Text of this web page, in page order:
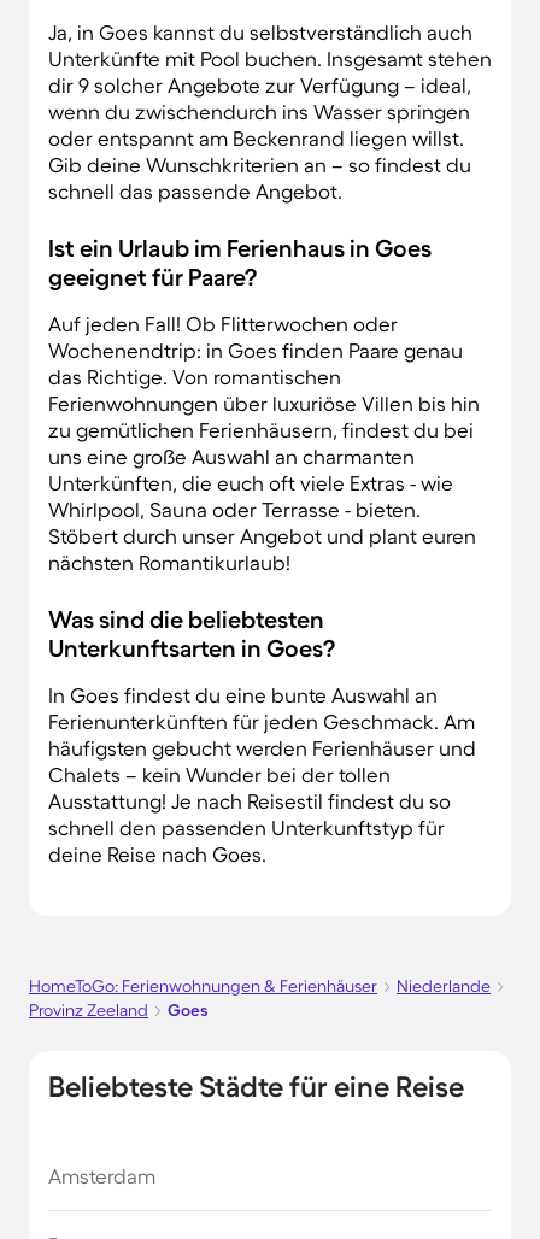
Ja, in Goes kannst du selbstverständlich auch
Unterkünfte mit Pool buchen. Insgesamt stehen
dir 9 solcher Angebote zur Verfügung – ideal,
wenn du zwischendurch ins Wasser springen
oder entspannt am Beckenrand liegen willst.
Gib deine Wunschkriterien an – so findest du
schnell das passende Angebot.
Ist ein Urlaub im Ferienhaus in Goes
geeignet für Paare?
Auf jeden Fall! Ob Flitterwochen oder
Wochenendtrip: in Goes finden Paare genau
das Richtige. Von romantischen
Ferienwohnungen über luxuriöse Villen bis hin
zu gemütlichen Ferienhäusern, findest du bei
uns eine große Auswahl an charmanten
Unterkünften, die euch oft viele Extras - wie
Whirlpool, Sauna oder Terrasse - bieten.
Stöbert durch unser Angebot und plant euren
nächsten Romantikurlaub!
Was sind die beliebtesten
Unterkunftsarten in Goes?
In Goes findest du eine bunte Auswahl an
Ferienunterkünften für jeden Geschmack. Am
häufigsten gebucht werden Ferienhäuser und
Chalets – kein Wunder bei der tollen
Ausstattung! Je nach Reisestil findest du so
schnell den passenden Unterkunftstyp für
deine Reise nach Goes.
HomeToGo: Ferienwohnungen & Ferienhäuser
Niederlande
Provinz Zeeland
Goes
Beliebteste Städte für eine Reise
Amsterdam